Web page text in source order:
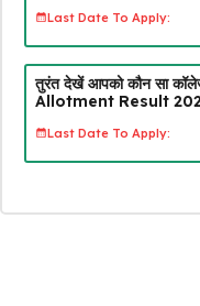
Last Date To Apply:
तुरंत देखें आपको कौन सा
Allotment Result
Last Date To Apply: